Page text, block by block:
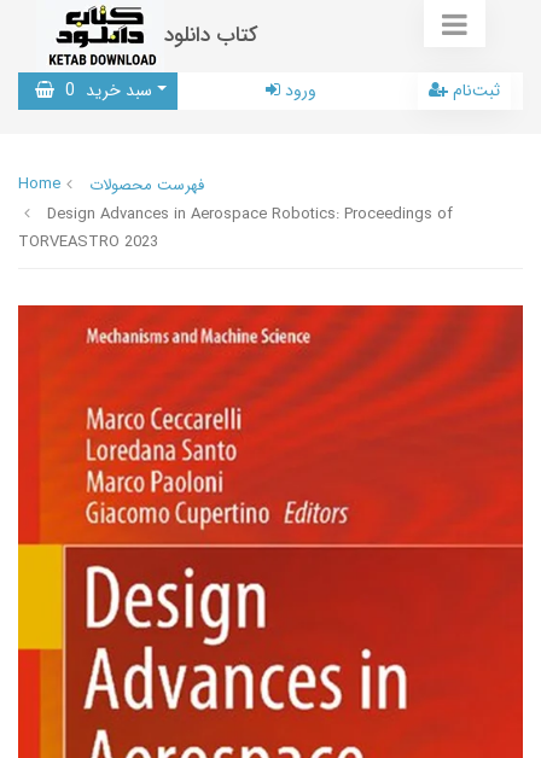
کتاب دانلود
سبد خرید 0 ورود ثبت‌نام
Home
فهرست محصولات
Design Advances in Aerospace Robotics: Proceedings of
TORVEASTRO 2023